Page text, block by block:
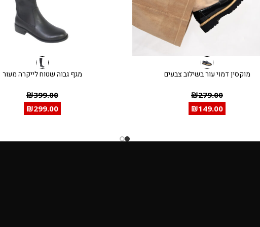
מוקסין דמוי עור בשילוב צבעים
₪279.00
₪149.00
מגף גבוה שטוח לייקרה מעור
₪399.00
₪299.00